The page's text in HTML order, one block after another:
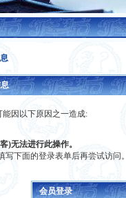
因以下原因之一造成:
)无法进行此操作。
写下面的登录表单后再尝试访问。
会员登录